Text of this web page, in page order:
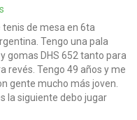
tenis de mesa en 6ta
Tengo una pala
gomas DHS 652 tanto para
revés. Tengo 49 años y me
gente mucho más joven.
la siguiente debo jugar